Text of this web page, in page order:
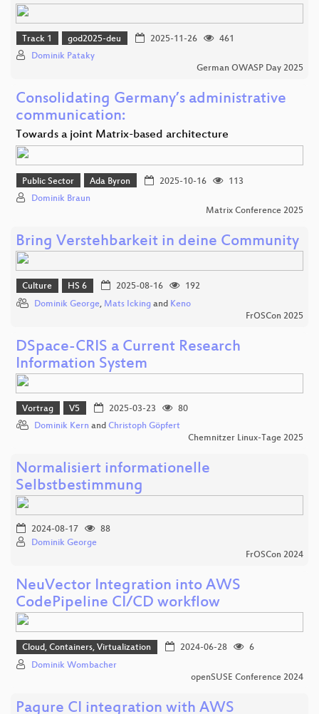
Track 1 god2025-deu 2025-11-26
461
Dominik Pataky
German OWASP Day 2025
Consolidating Germany’s administrative
communication:
Towards a joint Matrix-based architecture
Public Sector Ada Byron 2025-10-16
113
Dominik Braun
Matrix Conference 2025
Bring Verstehbarkeit in deine Community
Culture HS 6 2025-08-16
192
Dominik George, Mats Icking and Keno
FrOSCon 2025
DSpace-CRIS a Current Research
Information System
Vortrag V5 2025-03-23
80
Dominik Kern and Christoph Göpfert
Chemnitzer Linux-Tage 2025
Normalisiert informationelle
Selbstbestimmung
2024-08-17
88
Dominik George
FrOSCon 2024
NeuVector Integration into AWS
CodePipeline CI/CD workflow
Cloud, Containers, Virtualization 2024-06-28
6
Dominik Wombacher
openSUSE Conference 2024
Pagure CI integration with AWS